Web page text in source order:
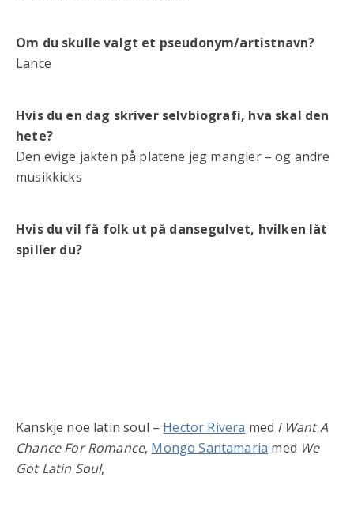
Om du skulle valgt et pseudonym/artistnavn?
Lance
Hvis du en dag skriver selvbiografi, hva skal den
hete?
Den evige jakten på platene jeg mangler – og andre
musikkicks
Hvis du vil få folk ut på dansegulvet, hvilken låt
spiller du?
Kanskje noe latin soul – Hector Rivera med I Want A
Chance For Romance, Mongo Santamaria med We
Got Latin Soul,